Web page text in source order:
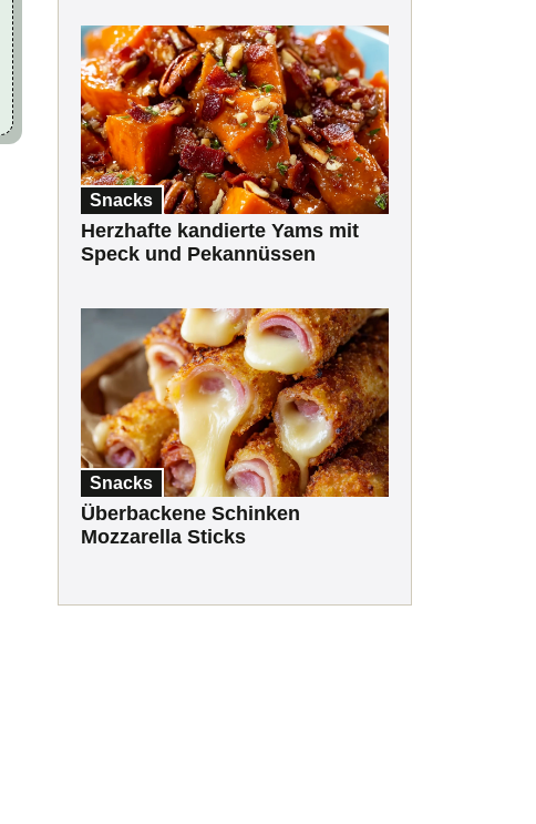
Snacks
Herzhafte kandierte Yams mit
Speck und Pekannüssen
Snacks
Überbackene Schinken
Mozzarella Sticks